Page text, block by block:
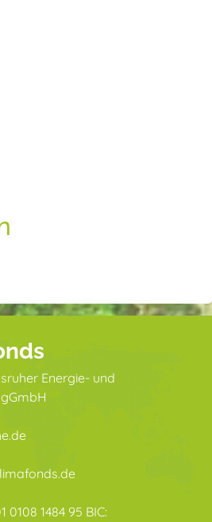
Energie- und
0108 1484 95 BIC: